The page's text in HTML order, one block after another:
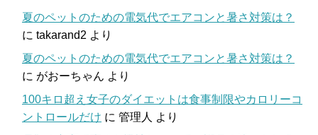
夏のペットのための電気代でエアコンと暑さ対策は？
に takarand2 より
夏のペットのための電気代でエアコンと暑さ対策は？
に がおーちゃん より
100キロ超え女子のダイエットは食事制限やカロリーコ
ントロールだけ に 管理人 より